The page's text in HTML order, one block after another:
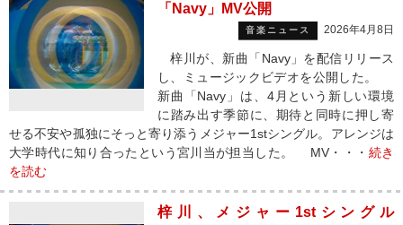
「Navy」MV公開
音楽ニュース 2026年4月8日
梓川が、新曲「Navy」を配信リリース
し、ミュージックビデオを公開した。
新曲「Navy」は、4月という新しい環境
に踏み出す季節に、期待と同時に押し寄
せる不安や孤独にそっと寄り添うメジャー1stシングル。アレンジは
大学時代に知り合ったという宮川当が担当した。 MV・・・ 続き
を読む
梓川、メジャー1stシングル